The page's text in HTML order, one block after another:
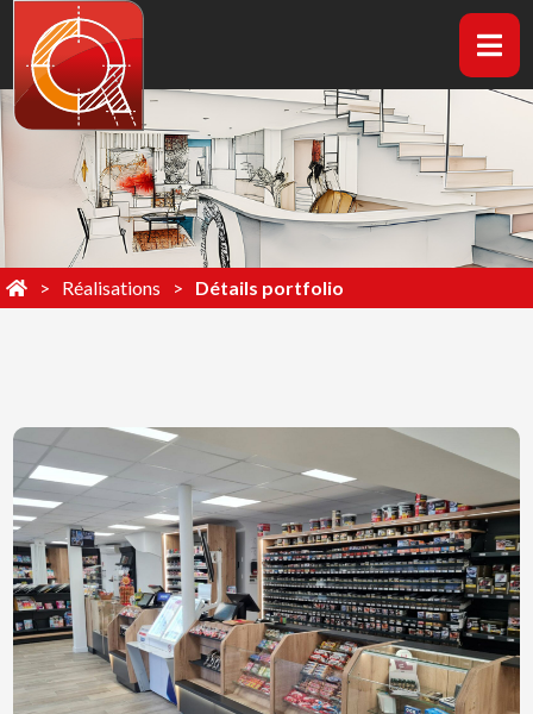
Réalisations Détails portfolio